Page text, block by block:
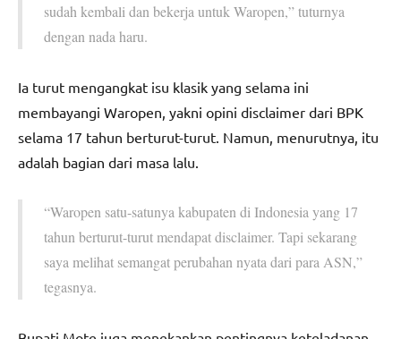
sudah kembali dan bekerja untuk Waropen,” tuturnya
dengan nada haru.
Ia turut mengangkat isu klasik yang selama ini
membayangi Waropen, yakni opini disclaimer dari BPK
selama 17 tahun berturut-turut. Namun, menurutnya, itu
adalah bagian dari masa lalu.
“Waropen satu-satunya kabupaten di Indonesia yang 17
tahun berturut-turut mendapat disclaimer. Tapi sekarang
saya melihat semangat perubahan nyata dari para ASN,”
tegasnya.